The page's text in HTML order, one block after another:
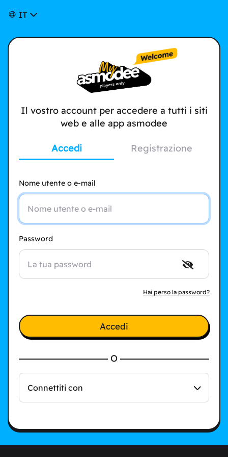
IT
Il vostro account per accedere a tutti i siti
web e alle app asmodee
Accedi Registrazione
Nome utente o e-mail
Password
Hai perso la password?
Accedi
O
Connettiti con